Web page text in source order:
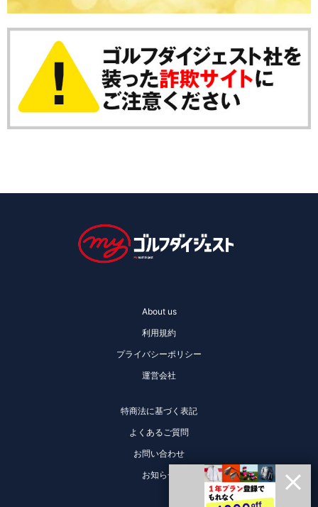
About us
利用規約
プライバシーポリシー
運営会社
特商法に基づく表記
よくあるご質問
お問い合わせ
お知らせ